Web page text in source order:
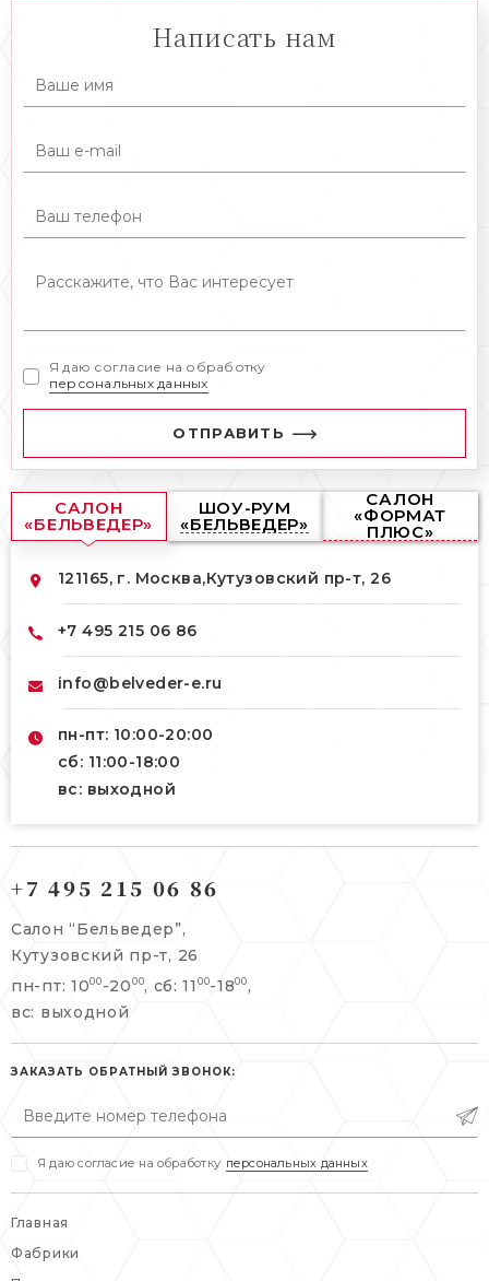
Написать нам
Я даю согласие на обработку
персональных данных
ОТПРАВИТЬ
САЛОН
«БЕЛЬВЕДЕР»
ШОУ-РУМ
«БЕЛЬВЕДЕР»
САЛОН
«ФОРМАТ
ПЛЮС»
121165, г. Москва,Кутузовский пр-т, 26
+7 495 215 06 86
info@belveder-e.ru
пн-пт: 10:00-20:00
сб: 11:00-18:00
вс: выходной
info@belveder-e.ru
пн-пт: 10:00-20:00
сб, вс: выходной
Берсеневский переулок, 3/10с7
+7 495 477 45 43
info@belveder-e.ru
пн-пт: 10:00-19:00
сб: выходной
+7 495 215 06 86
Салон “Бельведер”,
Кутузовский пр-т, 26
пн-пт: 1000 -20 00, сб: 11 00-1800 ,
вс: выходной
ЗАКАЗАТЬ ОБРАТНЫЙ ЗВОНОК:
Я даю согласие на обработку персональных данных
Главная
Фабрики